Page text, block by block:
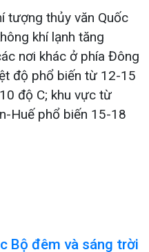
tượng thủy văn Quốc
khí lạnh tăng
nơi khác ở phía Đông
độ phổ biến từ 12-15
độ C; khu vực từ
Huế phổ biến 15-18
Bộ đêm và sáng trời